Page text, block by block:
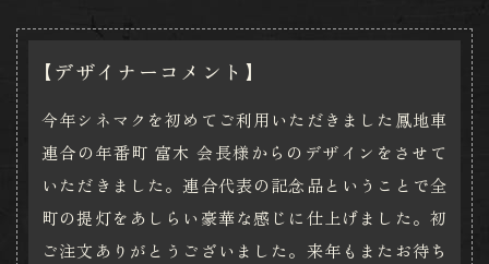
【デザイナーコメント】
今年シネマクを初めてご利用いただきました鳳地車
連合の年番町 富木 会長様からのデザインをさせて
いただきました。連合代表の記念品ということで全
町の提灯をあしらい豪華な感じに仕上げました。初
ご注文ありがとうございました。来年もまたお待ち